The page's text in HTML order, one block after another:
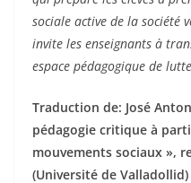
sociale active de la société
invite les enseignants à
espace pédagogique de
Traduction de: José
pédagogie critique à
mouvements sociaux »,
(Université de Valladollid)